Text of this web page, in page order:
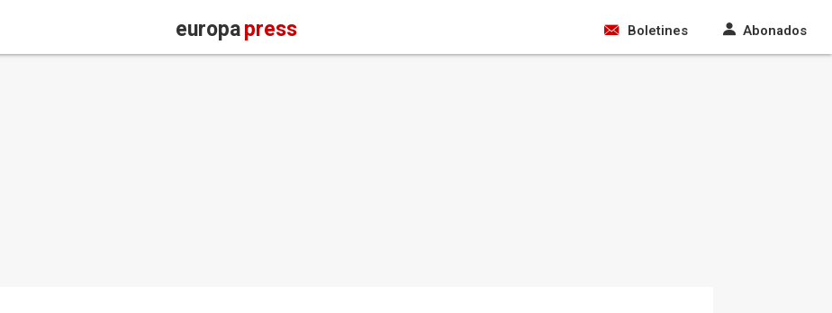
europapress Boletines Abonados